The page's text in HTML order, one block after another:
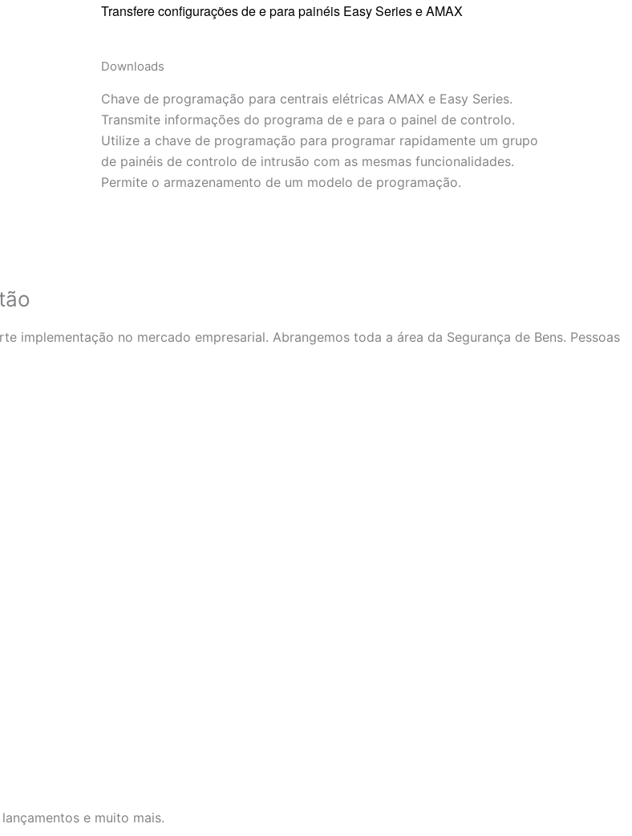
Transfere configurações de e para painéis Easy Series e AMAX
Downloads
Chave de programação para centrais elétricas AMAX e Easy Series.
Transmite informações do programa de e para o painel de controlo.
Utilize a chave de programação para programar rapidamente um grupo
de painéis de controlo de intrusão com as mesmas funcionalidades.
Permite o armazenamento de um modelo de programação.
implementação no mercado empresarial. Abrangemos toda a área da Segurança de Bens. Pessoas
e muito mais.